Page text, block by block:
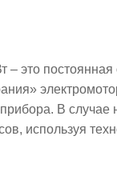
– это
В
используя